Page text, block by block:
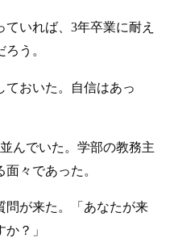
いれば、3年卒業に耐え
う。
ておいた。自信はあっ
んでいた。学部の教務主
々であった。
問が来た。「あなたが来
？」